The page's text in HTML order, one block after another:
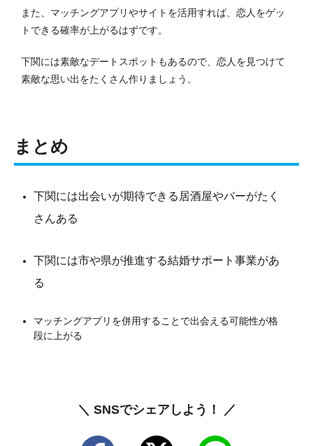
また、マッチングアプリやサイトを活用すれば、恋人をゲッ
トできる確率が上がるはずです。
下関には素敵なデートスポットもあるので、恋人を見つけて
素敵な思い出をたくさん作りましょう。
まとめ
下関には出会いが期待できる居酒屋やバーがたく
さんある
下関には市や県が推進する結婚サポート事業があ
る
マッチングアプリを併用することで出会える可能性が格
段に上がる
＼ SNSでシェアしよう！ ／